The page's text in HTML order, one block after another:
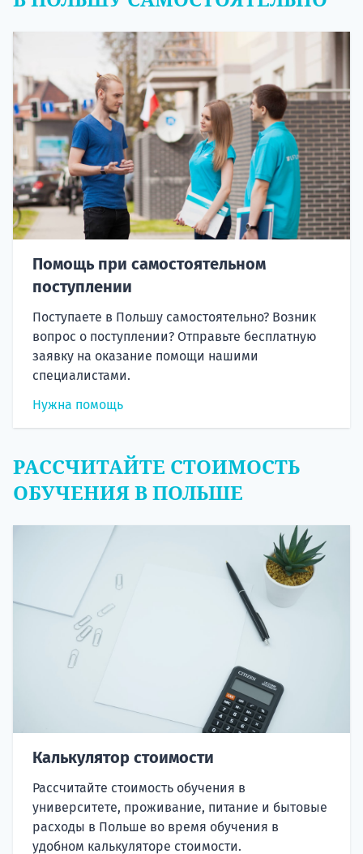
Помощь при самостоятельном
поступлении
Поступаете в Польшу самостоятельно? Возник
вопрос о поступлении? Отправьте бесплатную
заявку на оказание помощи нашими
специалистами.
Нужна помощь
РАССЧИТАЙТЕ СТОИМОСТЬ
ОБУЧЕНИЯ В ПОЛЬШЕ
Калькулятор стоимости
Рассчитайте стоимость обучения в
университете, проживание, питание и бытовые
расходы в Польше во время обучения в
удобном калькуляторе стоимости.